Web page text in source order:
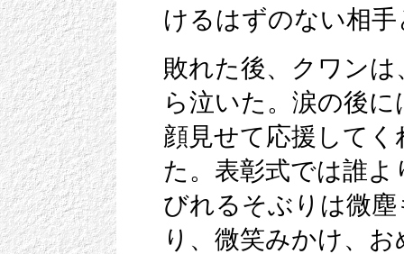
けるはずのない相
敗れた後、クワン
ら泣いた。涙の後
顔見せて応援して
た。表彰式では誰
びれるそぶりは微
り、微笑みかけ、